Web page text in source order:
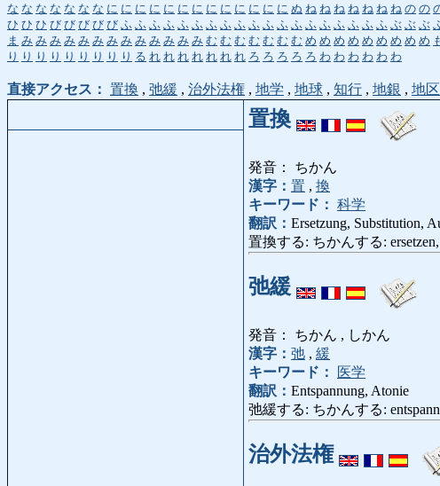
な な な な な な な に に に に に に に に に に に に に ぬ ね ね ね ね ね ね ね の の
ひ ひ ひ び び び び び ふ ふ ふ ふ ふ ふ ふ ふ ふ ふ ふ ふ ふ ふ ふ ふ ふ ふ ふ ぶ ぶ ぶ
ま み み み み み み み み み み み み み む む む む む む む め め め め め め め め め
り り り り り り り り り る れ れ れ れ れ れ れ ろ ろ ろ ろ ろ わ わ わ わ わ わ
直接アクセス： 置換 , 弛緩 , 治外法権 , 地学 , 地球 , 知行 , 地銀 , 地区
置換
発音： ちかん
漢字： 置 , 換
キーワード： 科学
翻訳： Ersetzung, Substitution,
置換する: ちかんする: ersetzen,
弛緩
発音： ちかん , しかん
漢字： 弛 , 緩
キーワード：
医学
翻訳： Entspannung, Atonie
弛緩する: ちかんする:
治外法権